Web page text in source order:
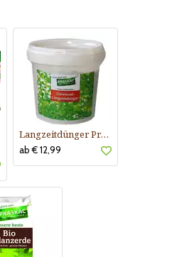
Langzeitdünger Praskac
ab € 12,99